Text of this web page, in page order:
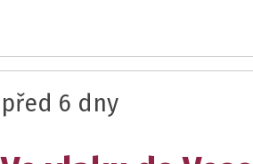
před 6 dny